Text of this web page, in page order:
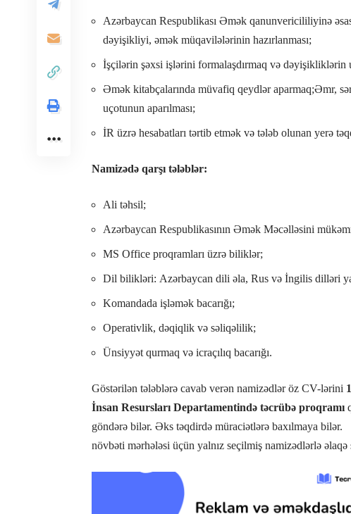
Azərbaycan Respublikası Əmək qanunvericililiyinə
dəyişikliyi, əmək müqavilələrinin hazırlanması;
İşçilərin şəxsi işlərini formalaşdırmaq və dəyişikliklərin
Əmək kitabçalarında müvafiq qeydlər aparmaq;Əmr,
uçotunun aparılması;
İR üzrə hesabatları tərtib etmək və tələb olunan yerə
Namizədə qarşı tələblər:
Ali təhsil;
Azərbaycan Respublikasının Əmək Məcəlləsini
MS Office proqramları üzrə biliklər;
Dil bilikləri: Azərbaycan dili əla, Rus və İngilis dilləri
Komandada işləmək bacarığı;
Operativlik, dəqiqlik və səliqəlilik;
Ünsiyyət qurmaq və icraçılıq bacarığı.
Göstərilən tələblərə cavab verən namizədlər öz CV-lərini
İnsan Resursları Departamentində təcrübə proqramı
göndərə bilər. Əks təqdirdə müraciətlərə baxılmaya
növbəti mərhələsi üçün yalnız seçilmiş namizədlərlə əlaqə